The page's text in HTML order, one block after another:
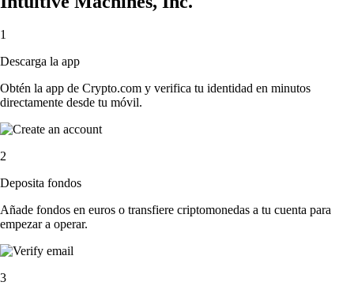
1
Descarga la app
Obtén la app de Crypto.com y verifica tu identidad en minutos
directamente desde tu móvil.
2
Deposita fondos
Añade fondos en euros o transfiere criptomonedas a tu cuenta para
empezar a operar.
3